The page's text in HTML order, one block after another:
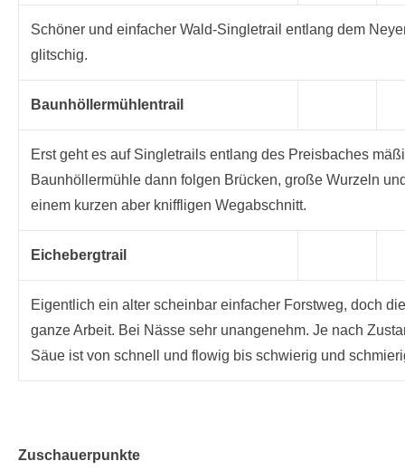
Schöner und einfacher Wald-Singletrail entlang dem
glitschig.
Baunhöllermühlentrail
Erst geht es auf Singletrails entlang des Preisbaches
Baunhöllermühle dann folgen Brücken, große Wurzeln
einem kurzen aber kniffligen Wegabschnitt.
Eichebergtrail
Eigentlich ein alter scheinbar einfacher Forstweg, doch
ganze Arbeit. Bei Nässe sehr unangenehm. Je nach
Säue ist von schnell und flowig bis schwierig und
Zuschauerpunkte